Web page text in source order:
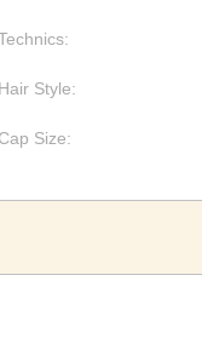
Hair Style:
Cap Size: